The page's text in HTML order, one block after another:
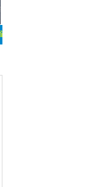
ký gửi, cho thuê thiết bị